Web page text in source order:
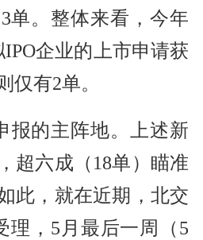
单。整体来看，今年
企业的上市申请获
仅有2单。
报的主阵地。上述新
超六成（18单）瞄准
此，就在近期，北交
理，5月最后一周（5